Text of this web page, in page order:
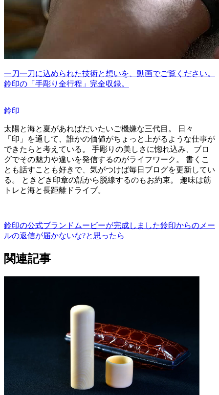
一刀一刀に込められた技術と想いを、動画でご覧ください。
鈴印の「手彫り全行程」完全収録。
鈴印
太陽と海と夏があればだいたいご機嫌な三代目。 日々
「印」を通して、誰かの価値がちょっと上がるような仕事が
できたらと考えている。 手彫りの美しさに惚れ込み、ブロ
グでその魅力や違いを発信するのがライフワーク。 書くこ
とも話すことも好きで、気がつけば毎日ブログを更新してい
る。 ときどき印章の話から脱線するのもお約束。 趣味は筋
トレと海と長距離ドライブ。
鈴印の公式ブランドムービーが完成しました鈴印からのメー
ルの返信が届かないな?と思ったら
関連記事